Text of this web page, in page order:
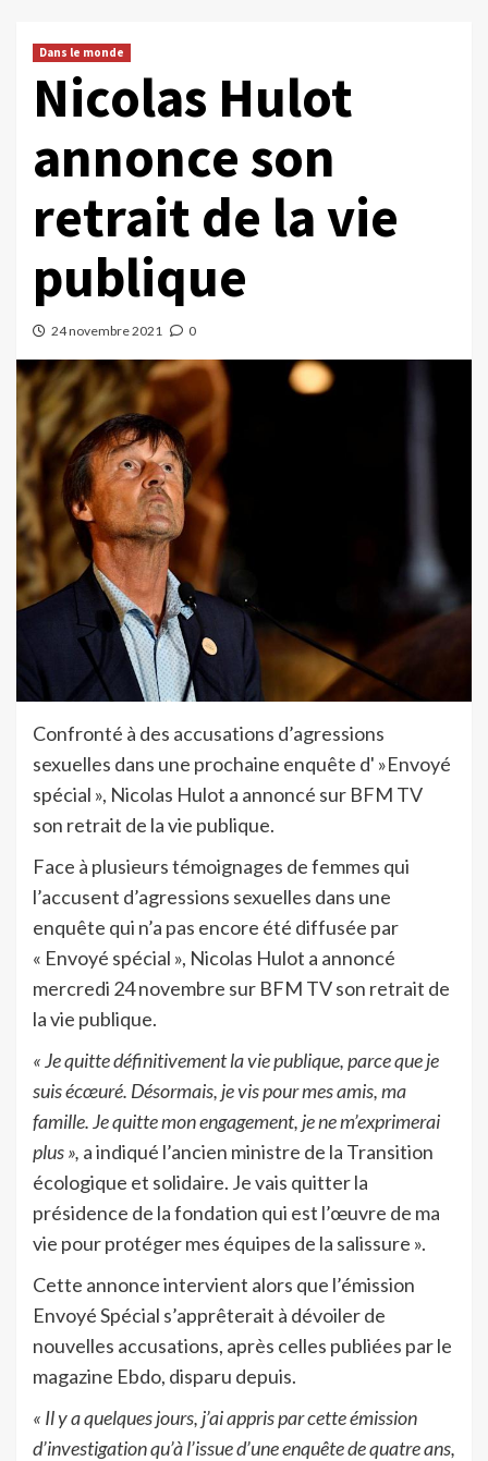
Dans le monde
Nicolas Hulot
annonce son
retrait de la vie
publique
24 novembre 2021 0
Confronté à des accusations d’agressions
sexuelles dans une prochaine enquête d' »Envoyé
spécial », Nicolas Hulot a annoncé sur BFM TV
son retrait de la vie publique.
Face à plusieurs témoignages de femmes qui
l’accusent d’agressions sexuelles dans une
enquête qui n’a pas encore été diffusée par
« Envoyé spécial », Nicolas Hulot a annoncé
mercredi 24 novembre sur BFM TV son retrait de
la vie publique.
« Je quitte définitivement la vie publique, parce que je
suis écœuré. Désormais, je vis pour mes amis, ma
famille. Je quitte mon engagement, je ne m’exprimerai
plus », a indiqué l’ancien ministre de la Transition
écologique et solidaire. Je vais quitter la
présidence de la fondation qui est l’œuvre de ma
vie pour protéger mes équipes de la salissure ».
Cette annonce intervient alors que l’émission
Envoyé Spécial s’apprêterait à dévoiler de
nouvelles accusations, après celles publiées par le
magazine Ebdo, disparu depuis.
« Il y a quelques jours, j’ai appris par cette émission
d’investigation qu’à l’issue d’une enquête de quatre ans,